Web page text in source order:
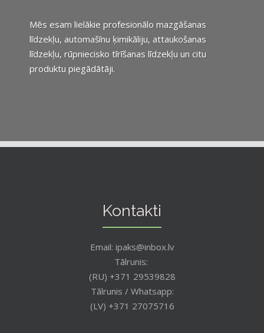
Mēs esam lielākie profesionālo mazgāšanas
līdzekļu, automašīnu ķimikāliju, attaukošanas
līdzekļu, rūpniecisko tīrīšanas līdzekļu un citu
produktu piegādātāji.
Kontakti
Email: ipaks@inbox.lv
Tālrunis:
(RU) +371 29539828
Tālrunis / Whatsapp:
(LV) +371 27075716